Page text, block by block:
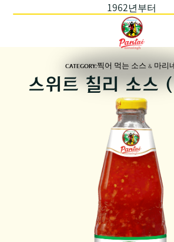
1962년부터
CATEGORY:찍어 먹는 소스 & 마리
스위트 칠리 소스